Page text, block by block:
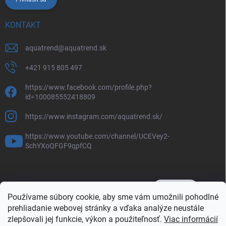
Používame súbory cookie, aby sme vám umožnili pohodlné
prehliadanie webovej stránky a vďaka analýze neustále
zlepšovali jej funkcie, výkon a použiteľnosť. Viac informácií
KONTAKT
aquatrend@aquatrend.sk
+421 915 805 497
https://www.facebook.com/profile.php?
id=100085552418809
https://www.instagram.com/aquatrend.sk/
https://www.youtube.com/channel/UCEVey2-
SchYXoQFGF9qpfCQ